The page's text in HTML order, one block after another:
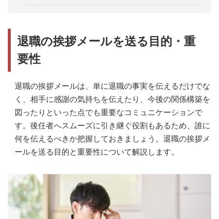
社外へのメールは個別に送る
Q4. 個人メール・SNSアカウントを載せてもいい？
Q6. BCCで一斉送信してもいい？
Q7. 円満退職でない場合の書き方は？
退職の挨拶メールを送る目的・重
要性
退職の挨拶メールは、単に退職の事実を伝えるだけでな
く、相手に感謝の気持ちを伝えたり、今後の関係構築を
図ったりといった点でも重要なコミュニケーションで
す。後任者へスムーズに引き継ぐ役割もあるため、誰に
何を伝えるべきか把握しておきましょう。退職の挨拶メ
ールを送る目的と重要性について解説します。